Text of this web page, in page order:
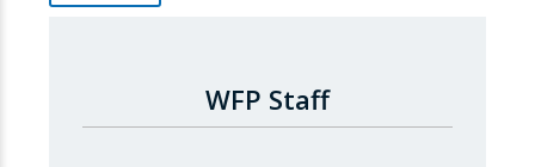
WFP Staff